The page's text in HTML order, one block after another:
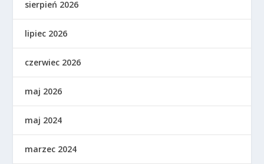
sierpień 2026
lipiec 2026
czerwiec 2026
maj 2026
maj 2024
marzec 2024